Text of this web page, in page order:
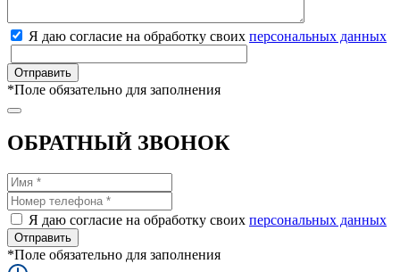
Я даю согласие на обработку своих персональных данных
*Поле обязательно для заполнения
ОБРАТНЫЙ ЗВОНОК
Я даю согласие на обработку своих персональных данных
*Поле обязательно для заполнения